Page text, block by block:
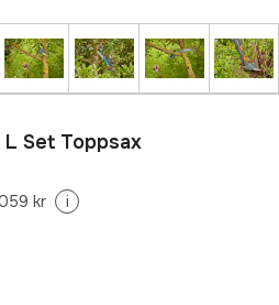
Set Toppsax
kr i